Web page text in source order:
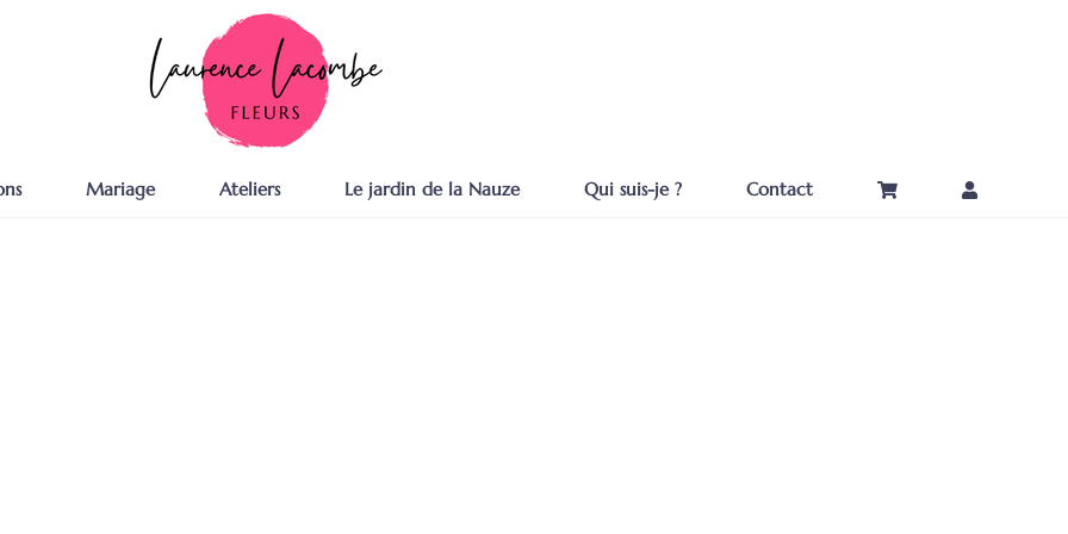
Mariage Ateliers Le jardin de la Nauze Qui suis-je ? Contact